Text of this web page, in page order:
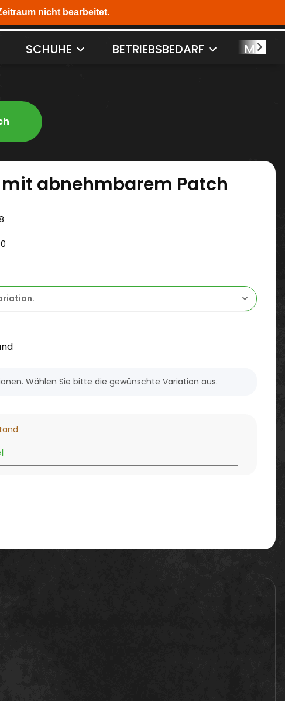
SCHUHE BETRIEBSBEDARF
mit abnehmbarem Patch
Wählen Sie bitte die gewünschte Variation aus.